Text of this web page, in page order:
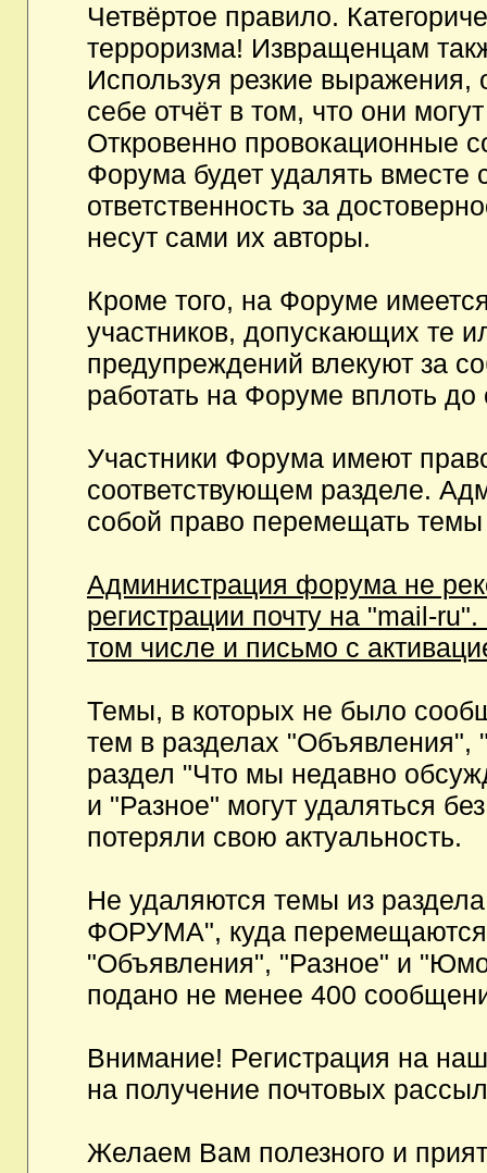
Четвёртое правило.
терроризма! Извращенцам
Используя резкие выражения,
себе отчёт в том, что они
Откровенно провокационные
Форума будет удалять вместе
ответственность за
несут сами их авторы.
Кроме того, на Форуме
участников, допускающих те
предупреждений влекуют за
работать на Форуме вплоть
Участники Форума имеют
соответствующем разделе.
собой право перемещать темы
Администрация форума не
регистрации почту на "mail-
том числе и письмо с
Темы, в которых не было
тем в разделах
раздел "Что мы недавно
и "Разное" могут удаляться
потеряли свою актуальность.
Не удаляются темы из
ФОРУМА", куда перемещаются
"Объявления", "Разное" и
подано не менее 400
Внимание! Регистрация на
на получение почтовых
Желаем Вам полезного и